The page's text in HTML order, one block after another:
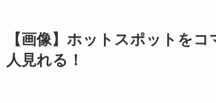
【画像】ホットスポットを
人見れる！